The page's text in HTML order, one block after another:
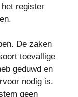
het register
De zaken
toevallige
geduwd en
nodig is.
geen